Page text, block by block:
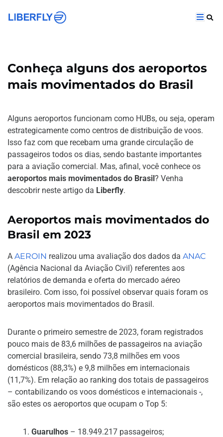
Conheça alguns dos aeroportos
mais movimentados do Brasil
Alguns aeroportos funcionam como HUBs, ou seja, operam
estrategicamente como centros de distribuição de voos.
Isso faz com que recebam uma grande circulação de
passageiros todos os dias, sendo bastante importantes
para a aviação comercial. Mas, afinal, você conhece os
aeroportos mais movimentados do Brasil? Venha
descobrir neste artigo da Liberfly.
Aeroportos mais movimentados do
Brasil em 2023
A AEROIN realizou uma avaliação dos dados da ANAC
(Agência Nacional da Aviação Civil) referentes aos
relatórios de demanda e oferta do mercado aéreo
brasileiro. Com isso, foi possível observar quais foram os
aeroportos mais movimentados do Brasil.
Durante o primeiro semestre de 2023, foram registrados
pouco mais de 83,6 milhões de passageiros na aviação
comercial brasileira, sendo 73,8 milhões em voos
domésticos (88,3%) e 9,8 milhões em internacionais
(11,7%). Em relação ao ranking dos totais de passageiros
– contabilizando os voos domésticos e internacionais -,
são estes os aeroportos que ocupam o Top 5:
Guarulhos – 18.949.217 passageiros;